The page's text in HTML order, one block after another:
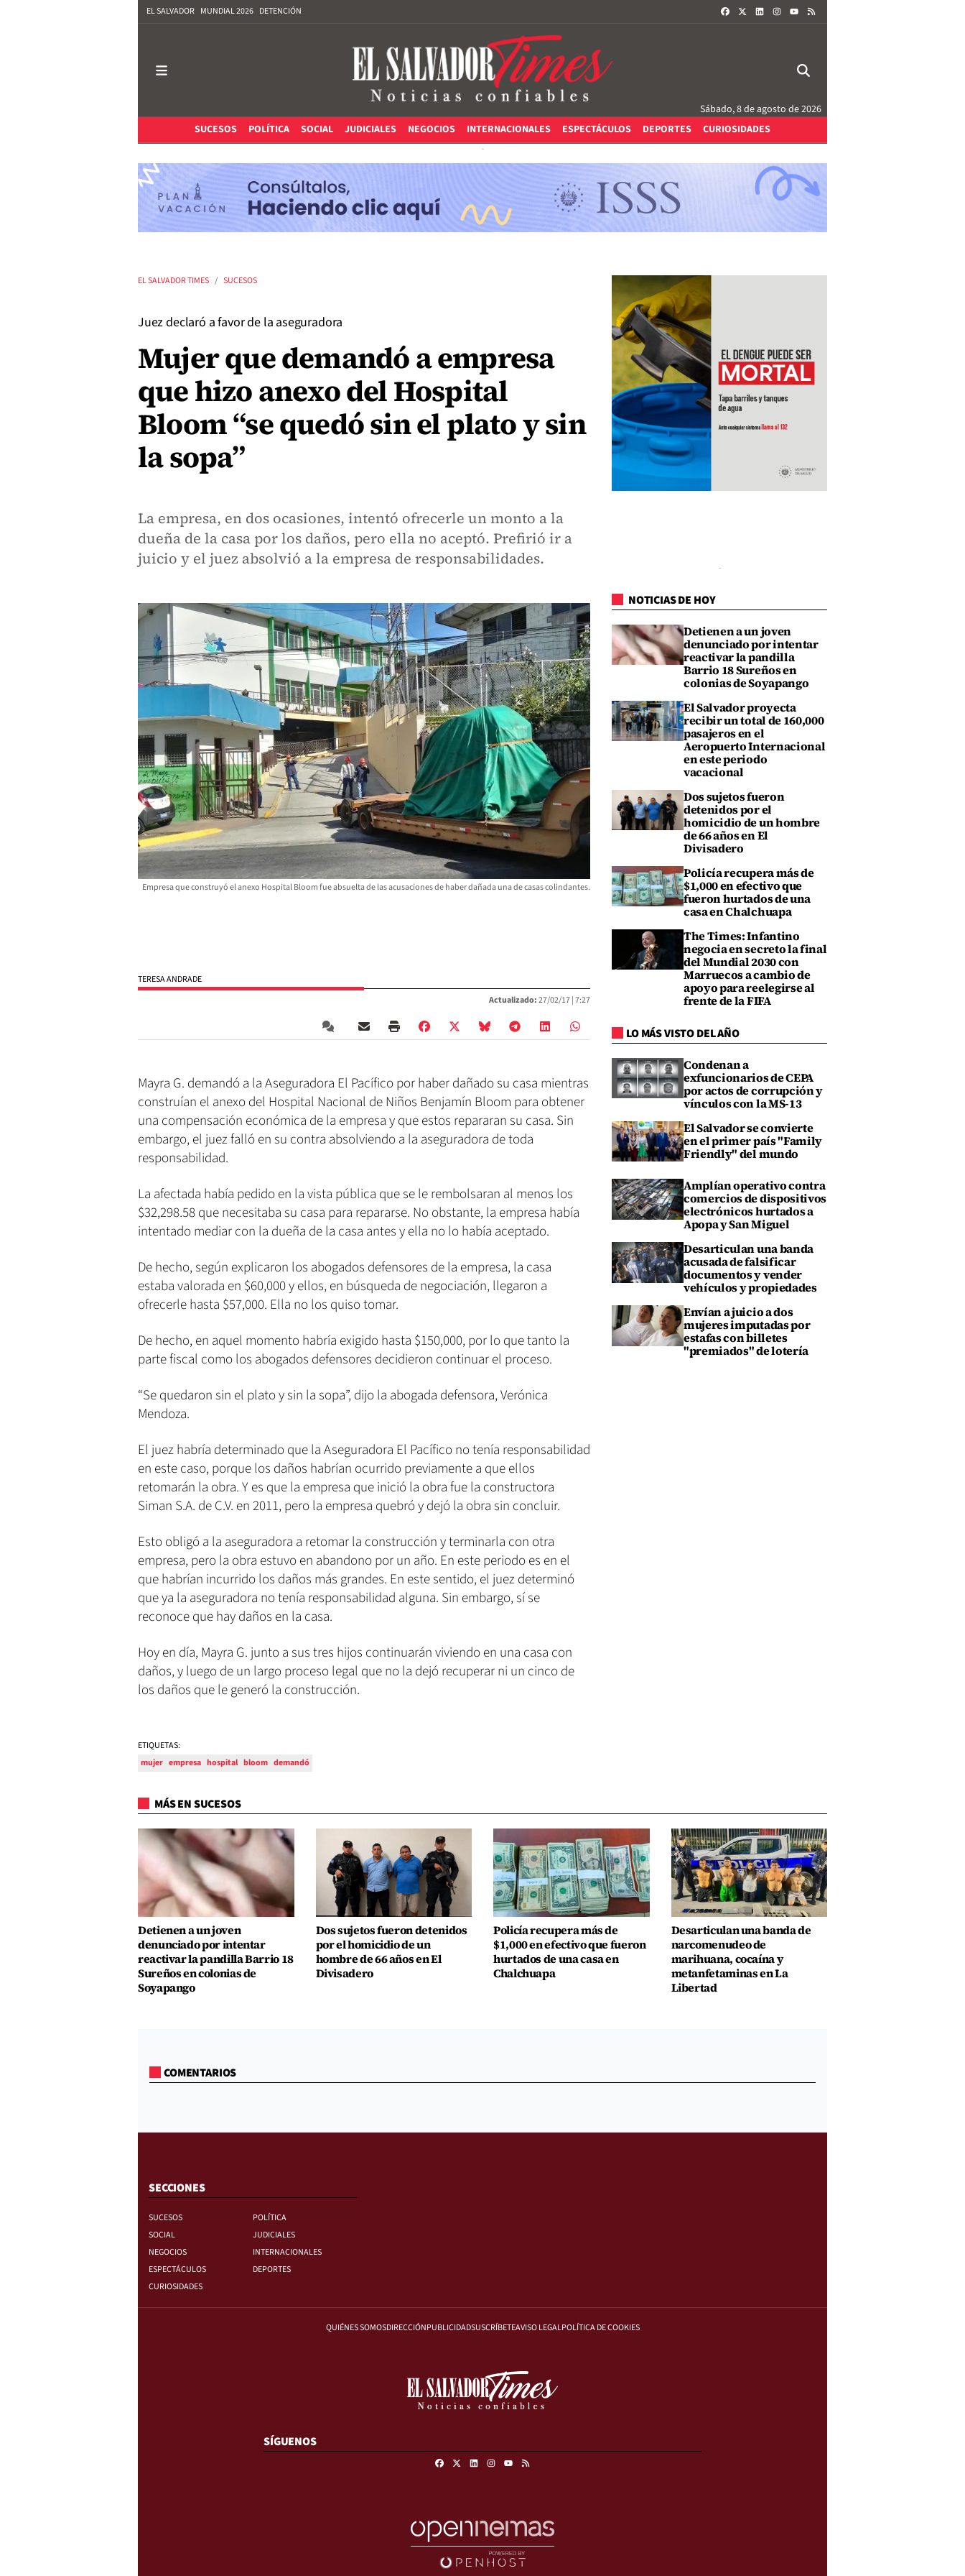
EL SALVADOR MUNDIAL 2026 DETENCIÓN FACEBOOKLINKEDININSTAGRAM
Sábado, 8 de agosto de 2026
SUCESOS
POLÍTICA SOCIAL JUDICIALES NEGOCIOS INTERNACIONALES ESPECTÁCULOS DEPORTES CURIOSIDADES
EL SALVADOR TIMES SUCESOS
Juez declaró a favor de la aseguradora
Mujer que demandó a empresa
que hizo anexo del Hospital
Bloom “se quedó sin el plato y sin
la sopa”
La empresa, en dos ocasiones, intentó ofrecerle un monto a la
dueña de la casa por los daños, pero ella no aceptó. Prefirió ir a
juicio y el juez absolvió a la empresa de responsabilidades.
Empresa que construyó el anexo Hospital Bloom fue absuelta de las acusaciones de haber dañada una de casas colindantes.
TERESA ANDRADE
Actualizado:27/02/17 |7:27
Mayra G. demandó a la Aseguradora El Pacífico por haber dañado su casa mientras
construían el anexo del Hospital Nacional de Niños Benjamín Bloom para obtener
una compensación económica de la empresa y que estos repararan su casa. Sin
embargo, el juez falló en su contra absolviendo a la aseguradora de toda
responsabilidad.
La afectada había pedido en la vista pública que se le rembolsaran al menos los
$32,298.58 que necesitaba su casa para repararse. No obstante, la empresa había
intentado mediar con la dueña de la casa antes y ella no lo había aceptado.
De hecho, según explicaron los abogados defensores de la empresa, la casa
estaba valorada en $60,000 y ellos, en búsqueda de negociación, llegaron a
ofrecerle hasta $57,000. Ella no los quiso tomar.
De hecho, en aquel momento habría exigido hasta $150,000, por lo que tanto la
parte fiscal como los abogados defensores decidieron continuar el proceso.
“Se quedaron sin el plato y sin la sopa”, dijo la abogada defensora, Verónica
Mendoza.
El juez habría determinado que la Aseguradora El Pacífico no tenía responsabilidad
en este caso, porque los daños habrían ocurrido previamente a que ellos
retomarán la obra. Y es que la empresa que inició la obra fue la constructora
Siman S.A. de C.V. en 2011, pero la empresa quebró y dejó la obra sin concluir.
Esto obligó a la aseguradora a retomar la construcción y terminarla con otra
empresa, pero la obra estuvo en abandono por un año. En este periodo es en el
que habrían incurrido los daños más grandes. En este sentido, el juez determinó
que ya la aseguradora no tenía responsabilidad alguna. Sin embargo, sí se
reconoce que hay daños en la casa.
Hoy en día, Mayra G. junto a sus tres hijos continuarán viviendo en una casa con
daños, y luego de un largo proceso legal que no la dejó recuperar ni un cinco de
los daños que le generó la construcción.
ETIQUETAS:
mujer empresa hospital bloom demandó
NOTICIAS DE HOY
Detienen a un joven
denunciado por intentar
reactivar la pandilla
Barrio 18 Sureños en
colonias de Soyapango
El Salvador proyecta
recibir un total de 160,000
pasajeros en el
Aeropuerto Internacional
en este periodo
vacacional
Dos sujetos fueron
detenidos por el
homicidio de un hombre
de 66 años en El
Divisadero
Policía recupera más de
$1,000 en efectivo que
fueron hurtados de una
casa en Chalchuapa
The Times: Infantino
negocia en secreto la final
del Mundial 2030 con
Marruecos a cambio de
apoyo para reelegirse al
frente de la FIFA
LO MÁS VISTO DEL AÑO
Condenan a
exfuncionarios de CEPA
por actos de corrupción y
vínculos con la MS-13
El Salvador se convierte
en el primer país "Family
Friendly" del mundo
Amplían operativo contra
comercios de dispositivos
electrónicos hurtados a
Apopa y San Miguel
Desarticulan una banda
acusada de falsificar
documentos y vender
vehículos y propiedades
Envían a juicio a dos
mujeres imputadas por
estafas con billetes
"premiados" de lotería
MÁS EN SUCESOS
Detienen a un joven
denunciado por intentar
reactivar la pandilla Barrio 18
Sureños en colonias de
Soyapango
Dos sujetos fueron detenidos
por el homicidio de un
hombre de 66 años en El
Divisadero
Policía recupera más de
$1,000 en efectivo que fueron
hurtados de una casa en
Chalchuapa
Desarticulan una banda de
narcomenudeo de
marihuana, cocaína y
metanfetaminas en La
Libertad
COMENTARIOS
SECCIONES
SUCESOS
POLÍTICA
SOCIAL
JUDICIALES
NEGOCIOS
INTERNACIONALES
ESPECTÁCULOS
DEPORTES
CURIOSIDADES
QUIÉNES SOMOSDIRECCIÓNPUBLICIDADSUSCRÍBETEAVISO LEGALPOLÍTICA DE COOKIES
SÍGUENOS
FacebookLinkedinInstagram